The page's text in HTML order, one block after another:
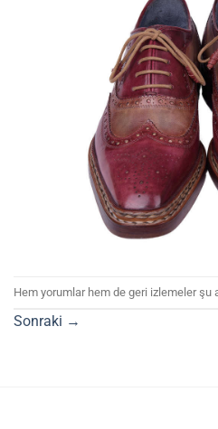
Hem yorumlar hem de geri izlemeler şu
Sonraki →